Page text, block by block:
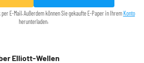
E-Mail. Außerdem können Sie gekaufte E-Paper in IhremKonto
herunterladen.
Elliott-Wellen